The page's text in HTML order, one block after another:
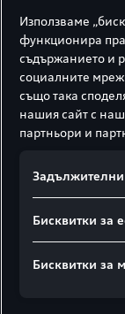
и
пропорции,
дизайн се
Plug-in
Използваме
функционира
съдържанието и
социалните
също така
нашия сайт с
партньори и
Задължителни
Бисквитки за
Бисквитки за